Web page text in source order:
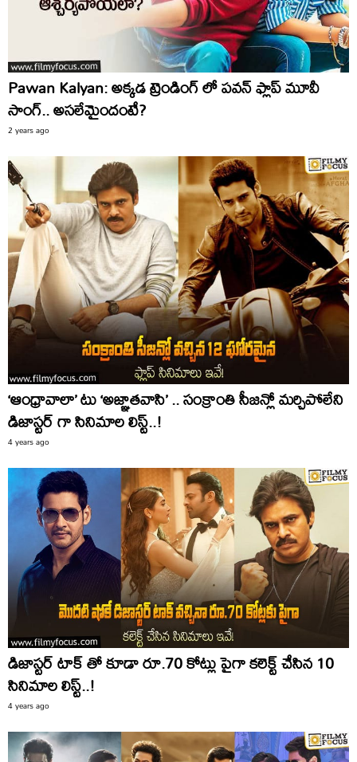
Pawan Kalyan: అక్కడ ట్రెండింగ్ లో పవన్ ఫ్లాప్ మూవీ
సాంగ్.. అసలేమైందంటే?
2 years ago
‘ఆంధ్రావాలా’ టు ‘అజ్ఞాతవాసి’ .. సంక్రాంతి సీజన్లో మర్చిపోలేని
డిజాస్టర్ గా సినిమాల లిస్ట్..!
4 years ago
డిజాస్టర్ టాక్ తో కూడా రూ.70 కోట్లు పైగా కలెక్ట్ చేసిన 10
సినిమాల లిస్ట్..!
4 years ago